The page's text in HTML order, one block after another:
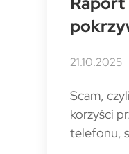
21.10.2025
Scam,
korzyści
telefonu,